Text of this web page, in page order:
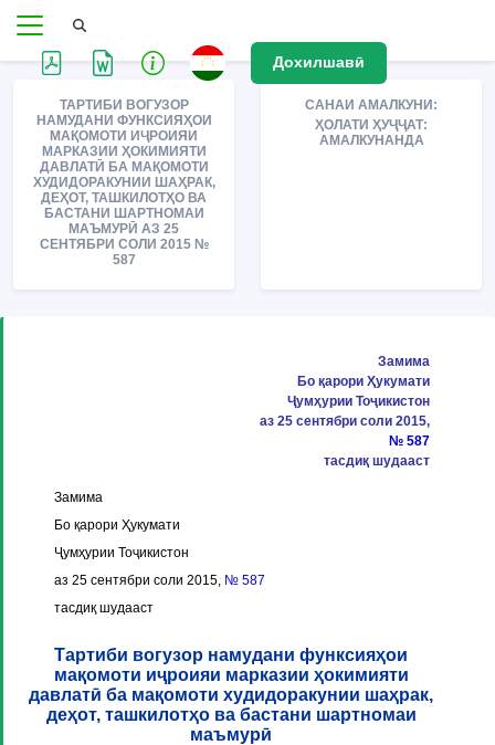
Дохилшавӣ
ТАРТИБИ ВОГУЗОР
НАМУДАНИ ФУНКСИЯҲОИ
МАҚОМОТИ ИҶРОИЯИ
МАРКАЗИИ ҲОКИМИЯТИ
ДАВЛАТӢ БА МАҚОМОТИ
ХУДИДОРАКУНИИ ШАҲРАК,
ДЕҲОТ, ТАШКИЛОТҲО ВА
БАСТАНИ ШАРТНОМАИ
МАЪМУРӢ АЗ 25
СЕНТЯБРИ СОЛИ 2015 №
587
САНАИ АМАЛКУНИ:
ҲОЛАТИ ҲУҶҶАТ:
АМАЛКУНАНДА
Замима
Бо қарори Ҳукумати
Ҷумҳурии Тоҷикистон
аз 25 сентябри соли 2015,
№ 587
тасдиқ шудааст
Замима
Бо қарори Ҳукумати
Ҷумҳурии Тоҷикистон
аз 25 сентябри соли 2015, № 587
тасдиқ шудааст
Тартиби вогузор намудани функсияҳои
мақомоти иҷроияи марказии ҳокимияти
давлатӣ ба мақомоти худидоракунии шаҳрак,
деҳот, ташкилотҳо ва бастани шартномаи
маъмурӣ